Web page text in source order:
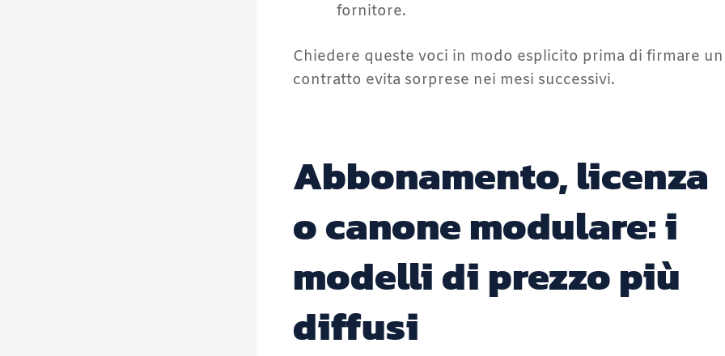
fornitore.
Chiedere queste voci in modo esplicito prima di firmare un
contratto evita sorprese nei mesi successivi.
Abbonamento, licenza
o canone modulare: i
modelli di prezzo più
diffusi